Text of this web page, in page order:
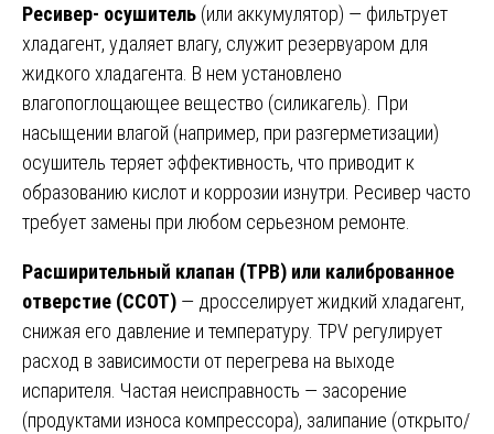
Ресивер- осушитель (или аккумулятор) — фильтрует
хладагент, удаляет влагу, служит резервуаром для
жидкого хладагента. В нем установлено
влагопоглощающее вещество (силикагель). При
насыщении влагой (например, при разгерметизации)
осушитель теряет эффективность, что приводит к
образованию кислот и коррозии изнутри. Ресивер часто
требует замены при любом серьезном ремонте.
Расширительный клапан (ТРВ) или калиброванное
отверстие (CCOT) — дросселирует жидкий хладагент,
снижая его давление и температуру. TРV регулирует
расход в зависимости от перегрева на выходе
испарителя. Частая неисправность — засорение
(продуктами износа компрессора), залипание (открыто/